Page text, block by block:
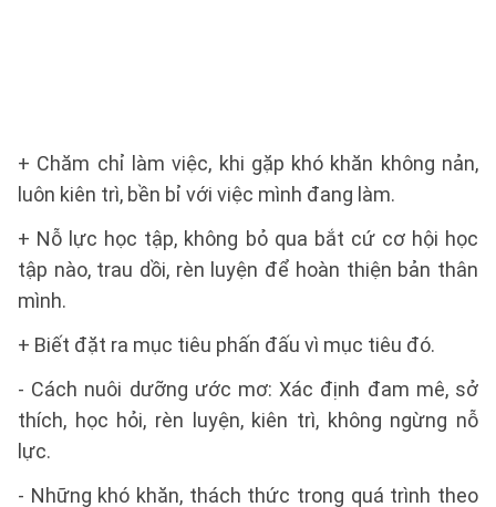
+ Chăm chỉ làm việc, khi gặp khó khăn không nản,
luôn kiên trì, bền bỉ với việc mình đang làm.
+ Nỗ lực học tập, không bỏ qua bắt cứ cơ hội học
tập nào, trau dồi, rèn luyện để hoàn thiện bản thân
mình.
+ Biết đặt ra mục tiêu phấn đấu vì mục tiêu đó.
- Cách nuôi dưỡng ước mơ: Xác định đam mê, sở
thích, học hỏi, rèn luyện, kiên trì, không ngừng nỗ
lực.
- Những khó khăn, thách thức trong quá trình theo